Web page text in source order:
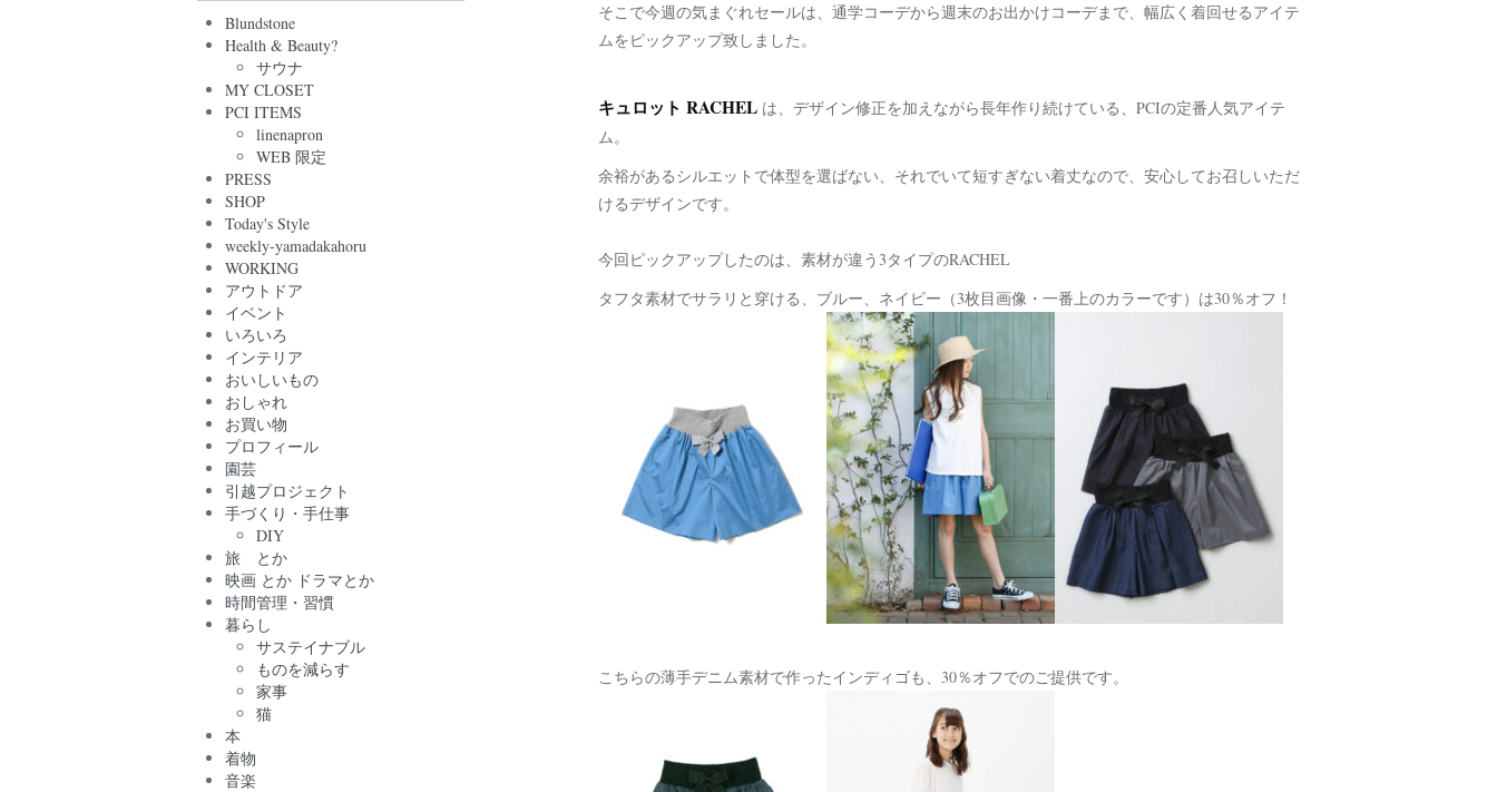
そこで今週の気まぐれセールは、通学コーデから週末のお出かけコーデまで、幅広く着回せるアイテ
ムをピックアップ致しました。
キュロット RACHEL は、デザイン修正を加えながら長年作り続けている、PCIの定番人気アイテ
ム。
余裕があるシルエットで体型を選ばない、それでいて短すぎない着丈なので、安心してお召しいただ
けるデザインです。
今回ピックアップしたのは、素材が違う3タイプのRACHEL
タフタ素材でサラリと穿ける、ブルー、ネイビー（3枚目画像・一番上のカラーです）は30％オフ！
こちらの薄手デニム素材で作ったインディゴも、30％オフでのご提供です。
Blundstone
Health & Beauty?
サウナ
MY CLOSET
PCI ITEMS
linenapron
WEB 限定
PRESS
SHOP
Today's Style
weekly-yamadakahoru
WORKING
アウトドア
イベント
いろいろ
インテリア
おいしいもの
おしゃれ
お買い物
プロフィール
園芸
引越プロジェクト
手づくり・手仕事
DIY
旅 とか
映画 とか ドラマとか
時間管理・習慣
暮らし
サステイナブル
ものを減らす
家事
猫
本
着物
音楽